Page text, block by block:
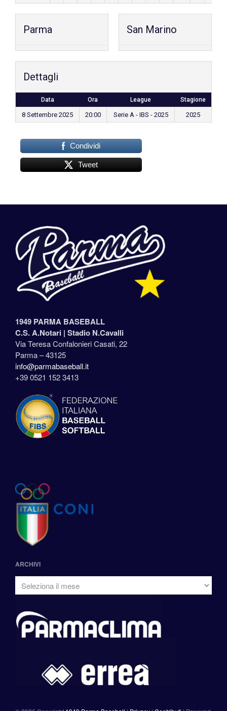
Parma San Marino
Dettagli
Data Ora League Stagione
8 Settembre 2025 20:00 Serie A - IBS - 2025 2025
Condividi
Tweet
1949 PARMA BASEBALL
C.S. A.Notari | Stadio N.Cavalli
Via Teresa Confalonieri Casati, 22
Parma – 43125
info@parmabaseball.it
+39 0521 152 3413
ARCHIVI